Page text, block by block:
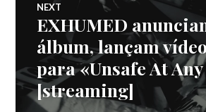
NEXT
Next
post:
EXHUMED
álbum, lançam
para «Unsafe At Any
[streaming]